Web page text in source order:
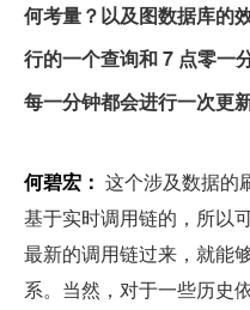
何考量？以及图数据库的
行的一个查询和 7 点零一
每一分钟都会进行一次更
何碧宏： 这个涉及数据的
基于实时调用链的，所以
最新的调用链过来，就能
系。当然，对于一些历史